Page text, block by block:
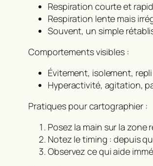
Respiration courte et
Respiration lente mais
Souvent, un simple
Comportements visibles :
Évitement, isolement,
Hyperactivité, agitation,
Pratiques pour cartographier :
Posez la main sur la
Notez le timing : depuis
Observez ce qui aide